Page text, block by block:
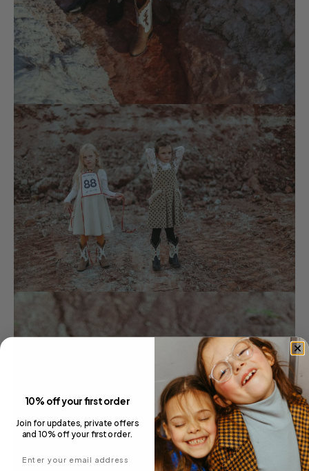
10% off your first order
Join for updates, private offers
and 10% off your first order.